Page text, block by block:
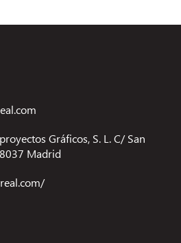
Gráficos, S. L. C/ San
Madrid